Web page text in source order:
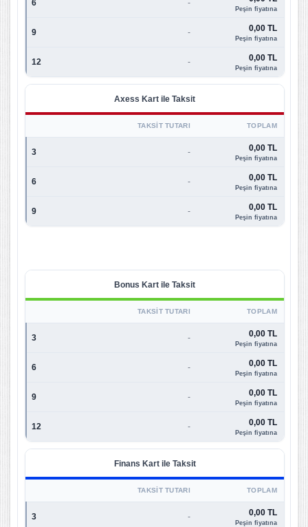
6 -
Peşin fiyatına
9 - 0,00 TL
Peşin fiyatına
12 - 0,00 TL
Peşin fiyatına
Axess Kart ile Taksit
TAKSIT TUTARI TOPLAM
3 - 0,00 TL
Peşin fiyatına
6 - 0,00 TL
Peşin fiyatına
9 - 0,00 TL
Peşin fiyatına
Bonus Kart ile Taksit
TAKSIT TUTARI TOPLAM
3 - 0,00 TL
Peşin fiyatına
6 - 0,00 TL
Peşin fiyatına
9 - 0,00 TL
Peşin fiyatına
12 - 0,00 TL
Peşin fiyatına
Finans Kart ile Taksit
TAKSIT TUTARI TOPLAM
3 - 0,00 TL
Peşin fiyatına